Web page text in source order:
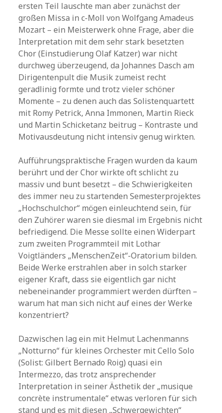
ersten Teil lauschte man aber zunächst der
großen Missa in c-Moll von Wolfgang Amadeus
Mozart – ein Meisterwerk ohne Frage, aber die
Interpretation mit dem sehr stark besetzten
Chor (Einstudierung Olaf Katzer) war nicht
durchweg überzeugend, da Johannes Dasch am
Dirigentenpult die Musik zumeist recht
geradlinig formte und trotz vieler schöner
Momente – zu denen auch das Solistenquartett
mit Romy Petrick, Anna Immonen, Martin Rieck
und Martin Schicketanz beitrug – Kontraste und
Motivausdeutung nicht intensiv genug wirkten.
Aufführungspraktische Fragen wurden da kaum
berührt und der Chor wirkte oft schlicht zu
massiv und bunt besetzt – die Schwierigkeiten
des immer neu zu startenden Semesterprojektes
„Hochschulchor“ mögen einleuchtend sein, für
den Zuhörer waren sie diesmal im Ergebnis nicht
befriedigend. Die Messe sollte einen Widerpart
zum zweiten Programmteil mit Lothar
Voigtländers „MenschenZeit“-Oratorium bilden.
Beide Werke erstrahlen aber in solch starker
eigener Kraft, dass sie eigentlich gar nicht
nebeneinander programmiert werden dürften –
warum hat man sich nicht auf eines der Werke
konzentriert?
Dazwischen lag ein mit Helmut Lachenmanns
„Notturno“ für kleines Orchester mit Cello Solo
(Solist: Gilbert Bernado Roig) quasi ein
Intermezzo, das trotz ansprechender
Interpretation in seiner Ästhetik der „musique
concrète instrumentale“ etwas verloren für sich
stand und es mit diesen „Schwergewichten“